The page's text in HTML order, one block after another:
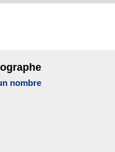
nombre